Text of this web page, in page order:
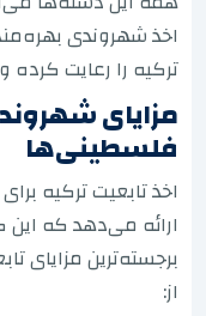
اخذ شهروندی
ترکیه را رعایت کرده
مزایای
فلسطینی‌ها
اخذ تابعیت ترکیه
ارائه می‌دهد که این
برجسته‌ترین مزایای
از: